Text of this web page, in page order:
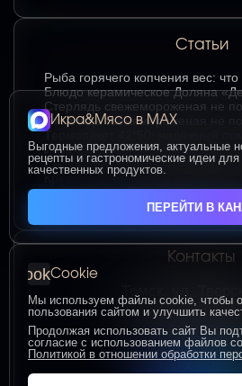
Статьи
Рыба горячего копчения вес: что
любимым среди ценителей
Блюдо керамическое Доляна
изюминка праздничного стола в
Стерлядь свежемороженая не
гастрономические сочетания
Стерлядь свежемороженая не
особенности выбора и
Термопакет 42*50: надёжный
свежести и удобстве хранения
Икра зернистая осетровых рыб
секреты идеальных сочетаний
Сыр творожный 400 гр. от
большим гастрономическим
Креветка Ваннамей в панировке
и вкусному приготовлению
ЧИТАТЬ ВСЕ
Контакты
Томск, ул.
ПОСТРОИТЬ
Пн-Пт с 10:00 до
Сб-Вс с 10:00 до
+7 (906) 955-
Икра&Мясо в МАХ
Выгодные предложения, актуальные
рецепты и гастрономические идеи
качественных продуктов.
ПЕРЕЙТИ В
cookieCookie
Мы используем файлы cookie, чтобы
пользования сайтом и улучшить
Продолжая использовать сайт Вы
согласие с использованием файлов
Политикой в отношении обработки